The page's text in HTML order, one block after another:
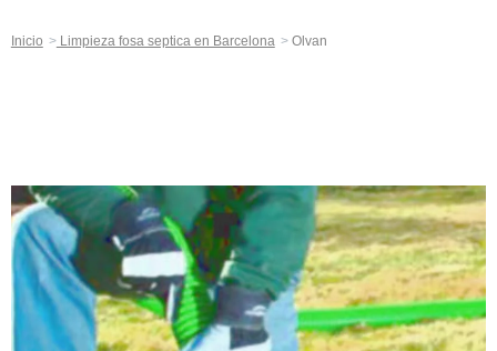
Inicio Limpieza fosa septica en Barcelona Olvan